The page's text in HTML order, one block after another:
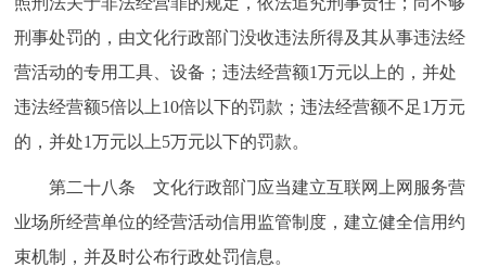
刑事处罚的，由文化行政部门没收违法所得及其从事违法经
营活动的专用工具、设备；违法经营额1万元以上的，并处
违法经营额5倍以上10倍以下的罚款；违法经营额不足1万元
的，并处1万元以上5万元以下的罚款。
第二十八条 文化行政部门应当建立互联网上网服务营
业场所经营单位的经营活动信用监管制度，建立健全信用约
束机制，并及时公布行政处罚信息。